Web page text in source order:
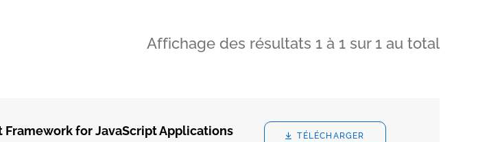
Affichage des résultats 1 à 1 sur 1 au total
for JavaScript Applications TÉLÉCHARGER